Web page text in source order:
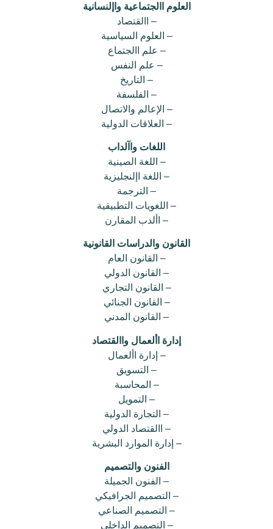
العلوم االجتماعية واإلنسانية
– االقتصاد
– العلوم السياسية
– علم االجتماع
– علم النفس
– التاريخ
– الفلسفة
– الإعالم والاتصال
– العلاقات الدولية
اللغات واآلداب
– اللغة الصينية
– اللغة اإلنجليزية
– الترجمة
– اللغويات التطبيقية
– األدب المقارن
القانون والدراسات القانونية
– القانون العام
– القانون الدولي
– القانون التجاري
– القانون الجنائي
– القانون المدني
إدارة األعمال واالقتصاد
– إدارة األعمال
– التسويق
– المحاسبة
– التمويل
– التجارة الدولية
– االقتصاد الدولي
– إدارة الموارد البشرية
الفنون والتصميم
– الفنون الجميلة
– التصميم الجرافيكي
– التصميم الصناعي
– التصميم الداخلي